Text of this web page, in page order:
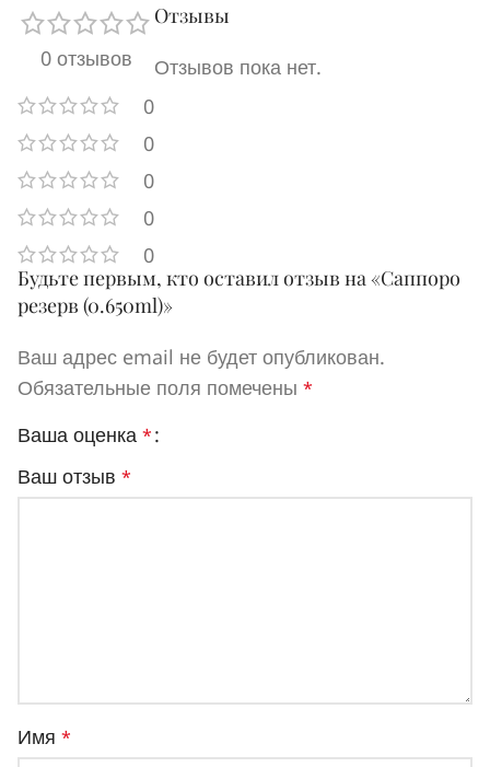
0 отзывов
0
0
0
0
0
Отзывы
Отзывов пока нет.
Будьте первым, кто оставил отзыв на «Саппоро
резерв (0.650ml)»
Ваш адрес email не будет опубликован.
Обязательные поля помечены *
Ваша оценка *
Ваш отзыв *
Имя *